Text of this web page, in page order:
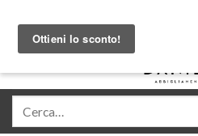
content